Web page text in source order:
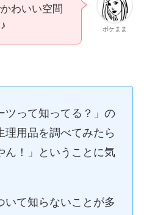
ポケまま
わいい空間
ツって知ってる？」の
理用品を調べてみたら
ん！」ということに気
いて知らないことが多